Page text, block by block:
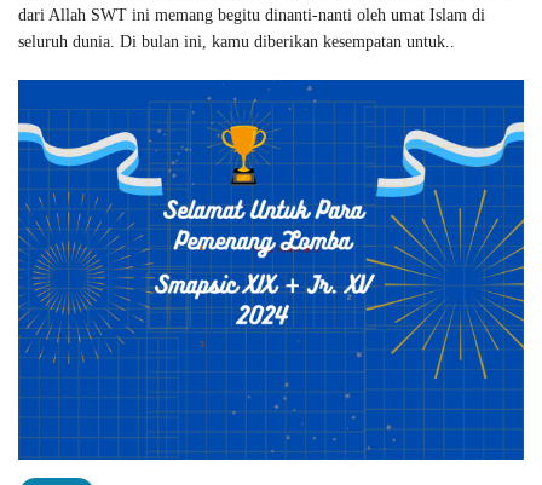
dari Allah SWT ini memang begitu dinanti-nanti oleh umat Islam di
seluruh dunia. Di bulan ini, kamu diberikan kesempatan untuk..